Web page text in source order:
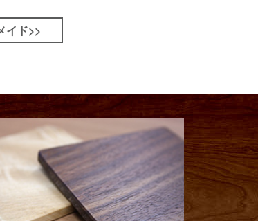
イド>>